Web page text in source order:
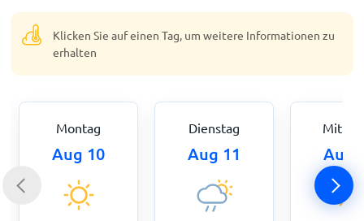
Klicken Sie auf einen Tag, um weitere Informationen zu
erhalten
Montag
Aug 10
Dienstag
Aug 11 Aug